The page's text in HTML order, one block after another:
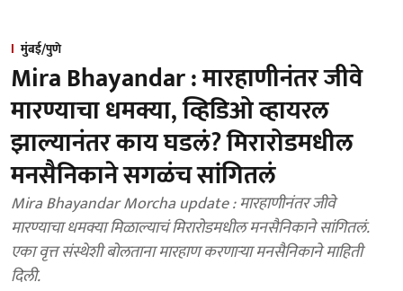
मुंबई/पुणे
Mira Bhayandar : मारहाणीनंतर जीवे
मारण्याचा धमक्या, व्हिडिओ व्हायरल
झाल्यानंतर काय घडलं? मिरारोडमधील
मनसैनिकाने सगळंच सांगितलं
Mira Bhayandar Morcha update : मारहाणीनंतर जीवे
मारण्याचा धमक्या मिळाल्याचं मिरारोडमधील मनसैनिकाने सांगितलं.
एका वृत्त संस्थेशी बोलताना मारहाण करणाऱ्या मनसैनिकाने माहिती
दिली.